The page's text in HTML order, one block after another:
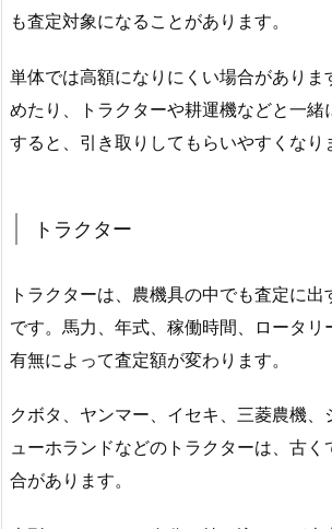
も査定対象になることがあります。
単体では高額になりにくい場合がありま
めたり、トラクターや耕運機などと一緒
すると、引き取りしてもらいやすくなり
トラクター
トラクターは、農機具の中でも査定に
です。馬力、年式、稼働時間、ロータリ
有無によって査定額が変わります。
クボタ、ヤンマー、イセキ、三菱農機、
ューホランドなどのトラクターは、古く
合があります。